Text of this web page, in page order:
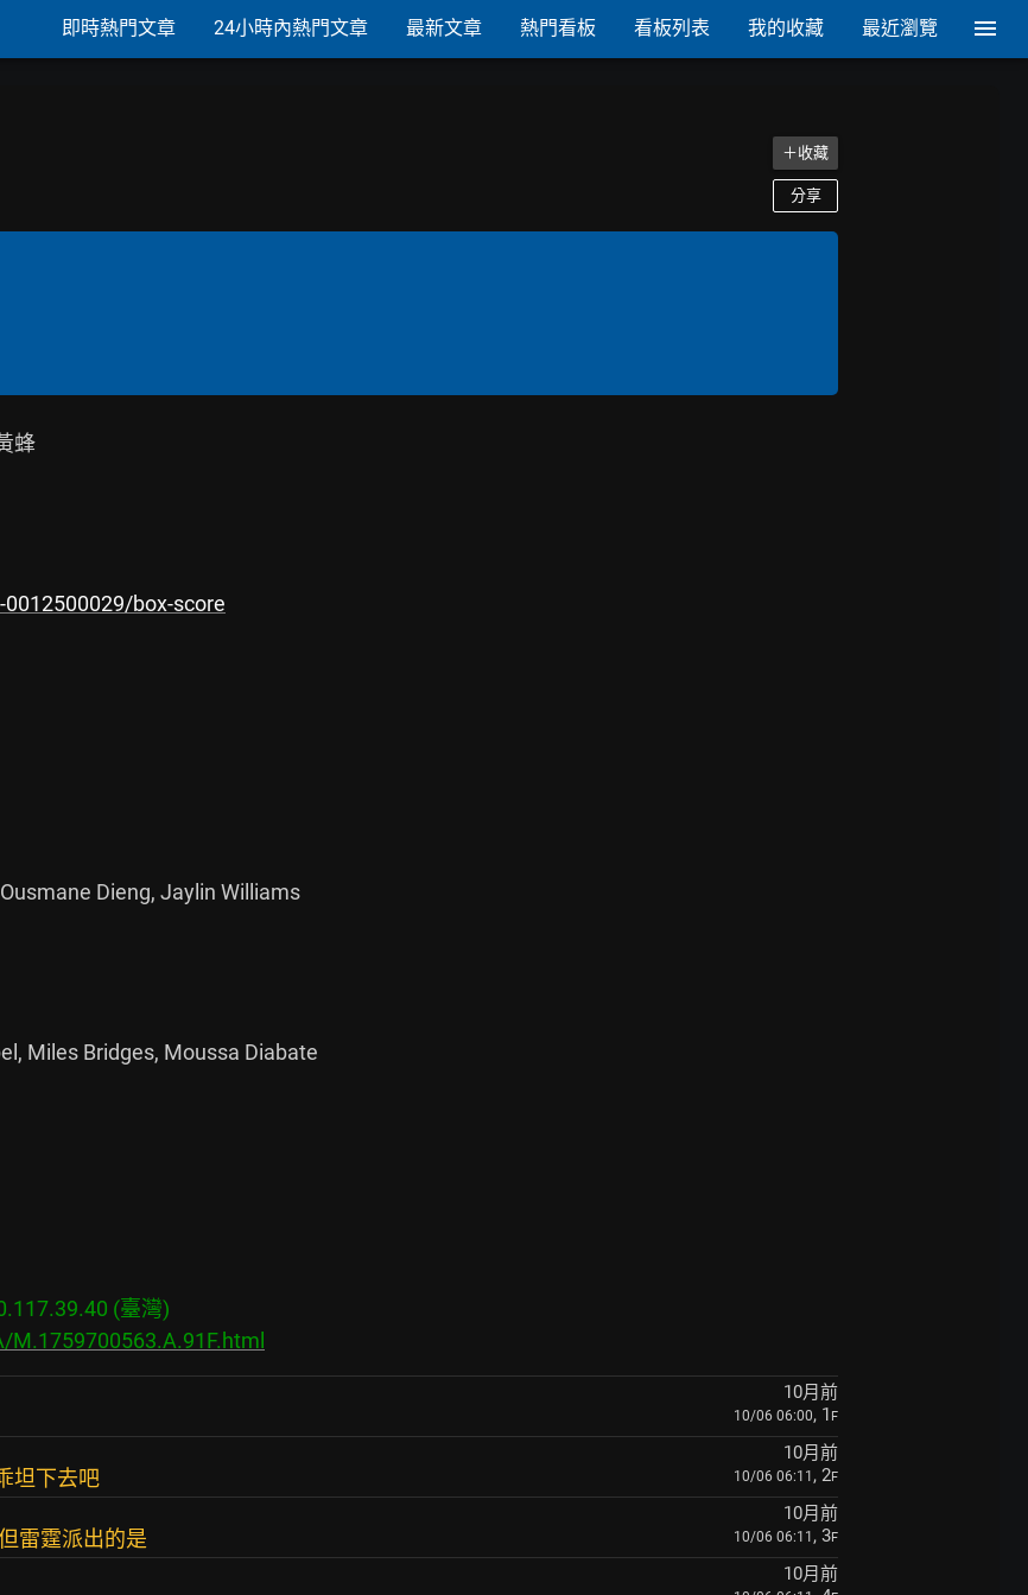
即時熱門文章 24小時內熱門文章 最新文章 熱門看板 看板列表 我的收藏 最近瀏覽
＋收藏
分享
蜂
box-score
Dieng, Jaylin Williams
Miles Bridges, Moussa Diabate
(臺灣)
10月前
10/06 06:00, 1 F
10月前
坦下去吧 10/06 06:11 , 2F
10月前
雷霆派出的是 10/06 06:11 , 3F
10月前